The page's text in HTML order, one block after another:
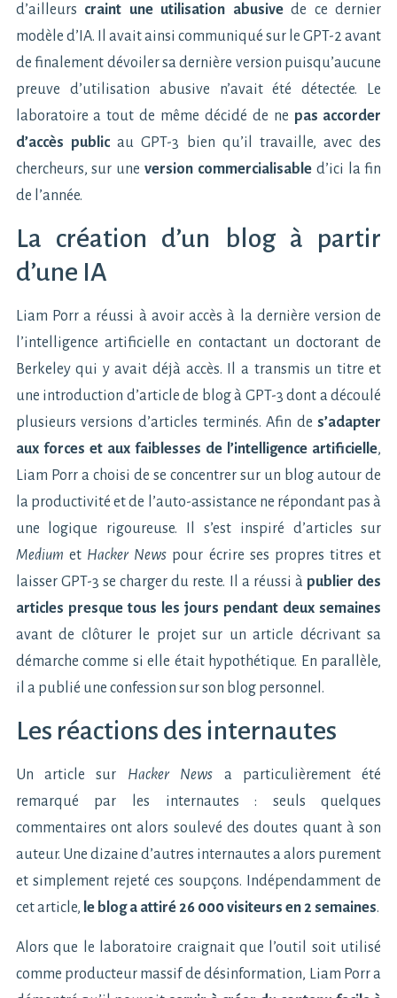
d’ailleurs craint une utilisation abusivede ce dernier
modèle d’IA. Il avait ainsi communiqué sur le GPT-2 avant
de finalement dévoiler sa dernière version puisqu’aucune
preuve d’utilisation abusive n’avait été détectée. Le
laboratoire a tout de même décidé de ne pas accorder
d’accès publicau GPT-3 bien qu’il travaille, avec des
chercheurs, sur uneversion commercialisabled’ici la fin
de l’année.
La création d’un blog à partir
d’une IA
Liam Porr a réussi à avoir accès à la dernière version de
l’intelligence artificielle en contactant un doctorant de
Berkeley qui y avait déjà accès. Il a transmis un titre et
une introduction d’article de blog à GPT-3 dont a découlé
plusieurs versions d’articles terminés. Afin des’adapter
aux forces et aux faiblesses de l’intelligence artificielle,
Liam Porr a choisi de se concentrer sur un blog autour de
la productivité et de l’auto-assistance ne répondant pas à
une logique rigoureuse. Il s’est inspiré d’articles sur
Medium et Hacker News pour écrire ses propres titres et
laisser GPT-3 se charger du reste. Il a réussi à publier des
articles presque tous les jours pendant deux semaines
avant de clôturer le projet sur un article décrivant sa
démarche comme si elle était hypothétique. En parallèle,
il a publié une confession sur son blog personnel.
Les réactions des internautes
Un article sur Hacker News a particulièrement été
remarqué par les internautes : seuls quelques
commentaires ont alors soulevé des doutes quant à son
auteur. Une dizaine d’autres internautes a alors purement
et simplement rejeté ces soupçons. Indépendamment de
cet article, le blog a attiré 26 000 visiteurs en 2 semaines.
Alors que le laboratoire craignait que l’outil soit utilisé
comme producteur massif de désinformation, Liam Porr a